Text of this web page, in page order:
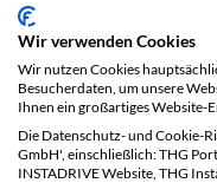
Wir verwenden Cookies
Wir nutzen Cookies
Besucherdaten, um unsere
Ihnen ein großartiges Website-
Die Datenschutz- und Cookie-
GmbH', einschließlich: THG
INSTADRIVE Website, THG